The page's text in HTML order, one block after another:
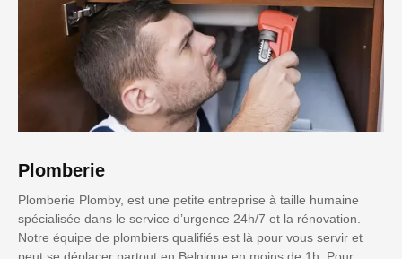
Plomberie
Plomberie Plomby, est une petite entreprise à taille humaine
spécialisée dans le service d’urgence 24h/7 et la rénovation.
Notre équipe de plombiers qualifiés est là pour vous servir et
peut se déplacer partout en Belgique en moins de 1h. Pour